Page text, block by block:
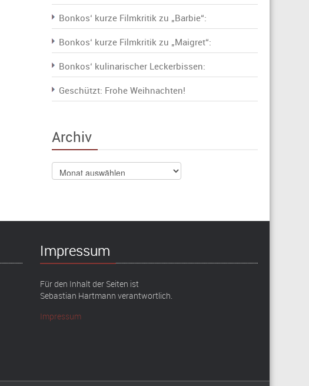
Bonkos‘ kurze Filmkritik zu „Barbie“:
Bonkos‘ kurze Filmkritik zu „Maigret“:
Bonkos‘ kulinarischer Leckerbissen:
Geschützt: Frohe Weihnachten!
Archiv
Archiv
Impressum
Für den Inhalt der Seiten ist
Sebastian Hartmann verantwortlich.
Impressum